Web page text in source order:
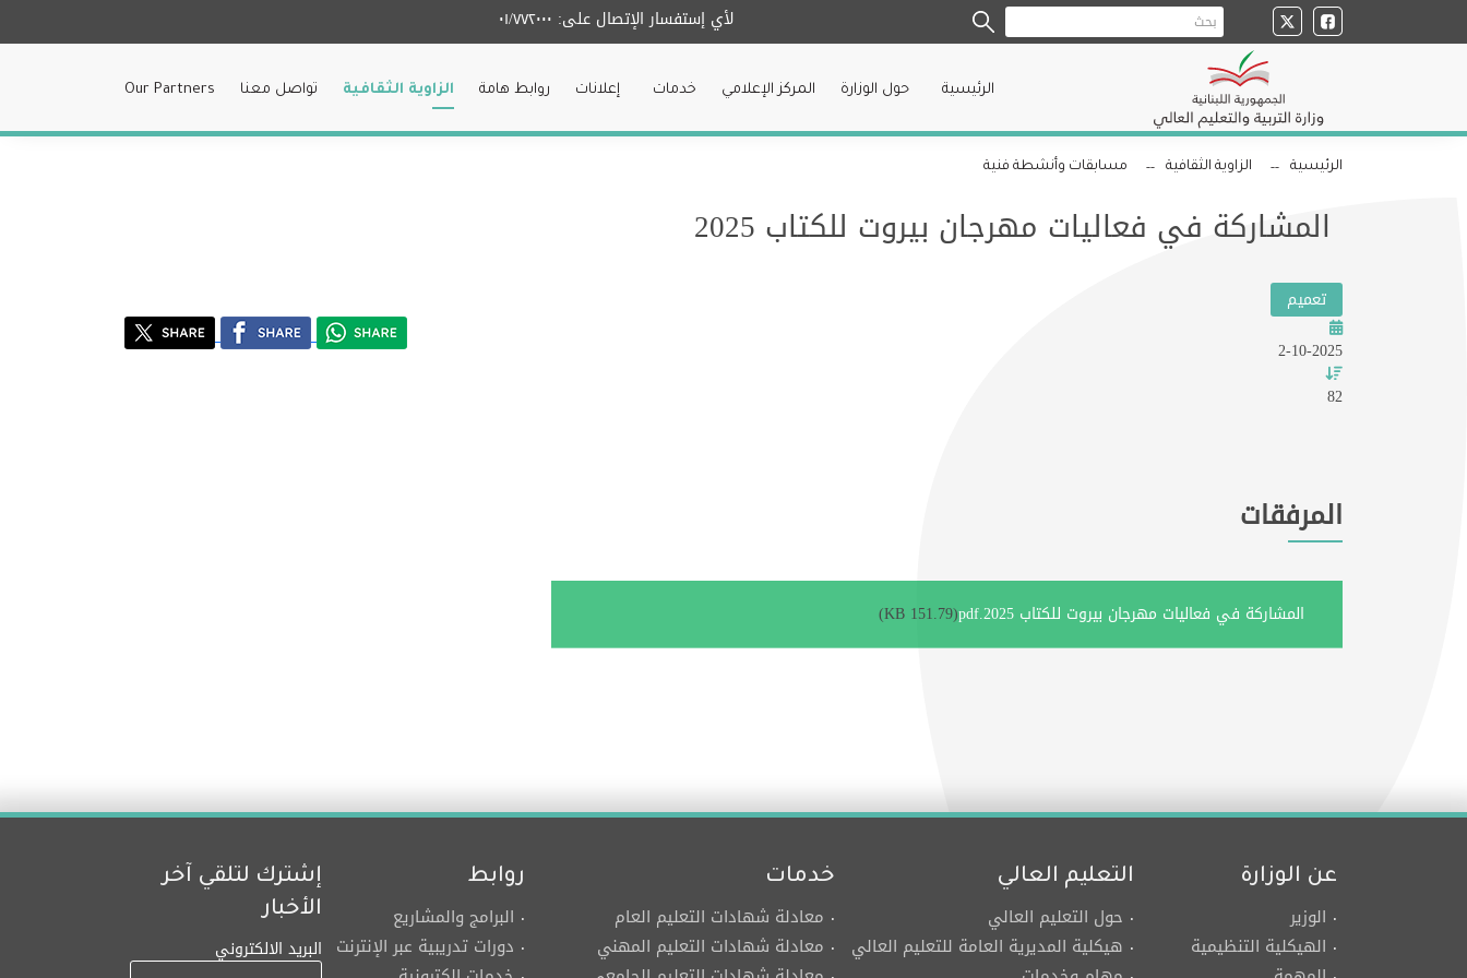
لأي إستفسار الإتصال على: ٠١/٧٧٢٠٠٠
الرئيسية حول الوزارة المركز الإعلامي خدمات إعلانات روابط هامة الزاوية الثقافية تواصل معنا Our Partners
الرئيسية الزاوية الثقافية مسابقات وأنشطة فنية
المشاركة في فعاليات مهرجان بيروت للكتاب 2025
تعميم
2-10-2025
82
المرفقات
المشاركة في فعاليات مهرجان بيروت للكتاب 2025.pdf (151.79 KB)
عن الوزارة
الوزير
الهيكلية التنظيمية
التعليم العالي
حول التعليم العالي
هيكلية المديرية العامة للتعليم العالي
خدمات
معادلة شهادات التعليم العام
معادلة شهادات التعليم المهني
روابط
البرامج والمشاريع
دورات تدريبية عبر الإنترنت
إشترك لتلقي آخر
الأخبار
البريد الالكتروني